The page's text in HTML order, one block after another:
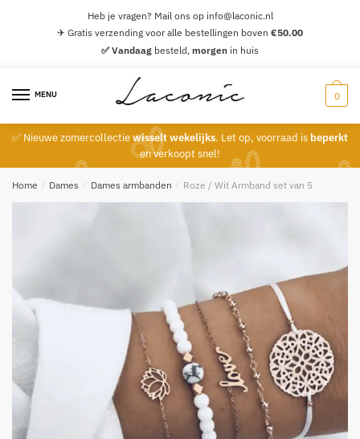
Heb je vragen? Mail ons op info@laconic.nl
✈ Gratis verzending voor alle bestellingen boven €50.00
✅ Vandaag besteld, morgen in huis
MENU 0
✅ Nieuwe zomercollectiewisselt wekelijks. Let op, voorraad is beperkt
en verkoopt snel!
Home / Dames / Dames armbanden / Roze / Wit Armband set van 5